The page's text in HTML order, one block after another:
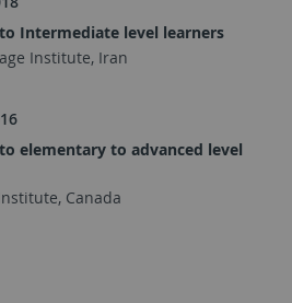
Intermediate level learners
Institute, Iran
elementary to advanced level
Canada